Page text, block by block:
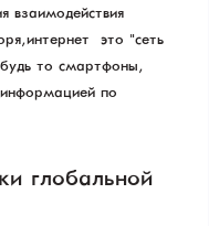
взаимодействия
интернет — это "сеть
то смартфоны,
информацией по
глобальной